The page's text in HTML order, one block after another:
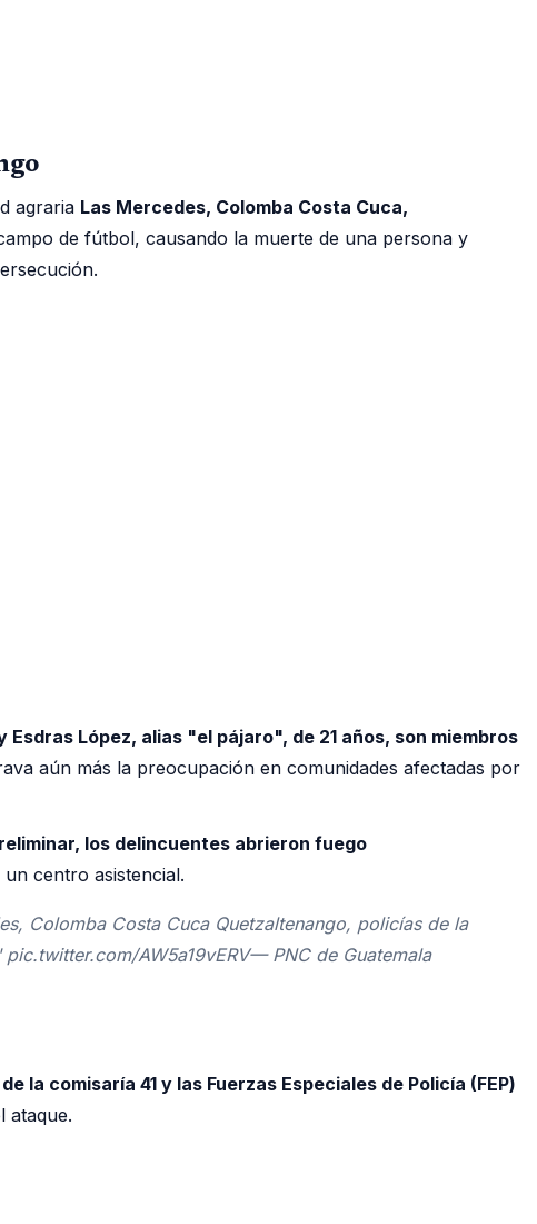
agraria Las Mercedes, Colomba Costa Cuca,
de fútbol, causando la muerte de una persona y
Esdras López, alias "el pájaro", de 21 años, son miembros
aún más la preocupación en comunidades afectadas por
los delincuentes abrieron fuego
centro asistencial.
Colomba Costa Cuca Quetzaltenango, policías de la
AW5a19vERV— PNC de Guatemala
la comisaría 41 y las Fuerzas Especiales de Policía (FEP)
ataque.